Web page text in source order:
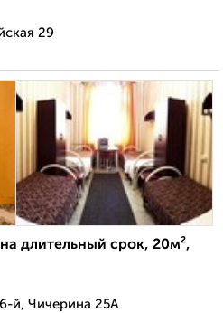
29
длительный срок, 20м²,
й, Чичерина 25А